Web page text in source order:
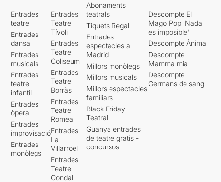
Entrades
teatre
Entrades
dansa
Entrades
musicals
Entrades
teatre
infantil
Entrades
òpera
Entrades
improvisació
Entrades
monòlegs
Entrades
Teatre
Tívoli
Entrades
Teatre
Coliseum
Entrades
Teatre
Borràs
Entrades
Teatre
Romea
Entrades
La
Villarroel
Entrades
Teatre
Condal
Abonaments
teatrals
Tiquets Regal
Entrades
espectacles a
Madrid
Millors monòlegs
Millors musicals
Millors espectacles
familiars
Black Friday
Teatral
Guanya entrades
de teatre gratis -
concursos
Descompte El
Mago Pop 'Nada
es imposible'
Descompte Ànima
Descompte
Mamma mia
Descompte
Germans de sang